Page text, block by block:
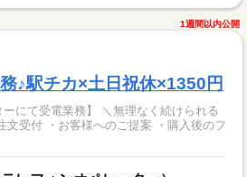
1週間以内公開
♪駅チカ×土日祝休×1350円
ーにて受電業務】 ＼無理なく続けられる
文受付 ・お客様へのご提案 ・購入後のフ